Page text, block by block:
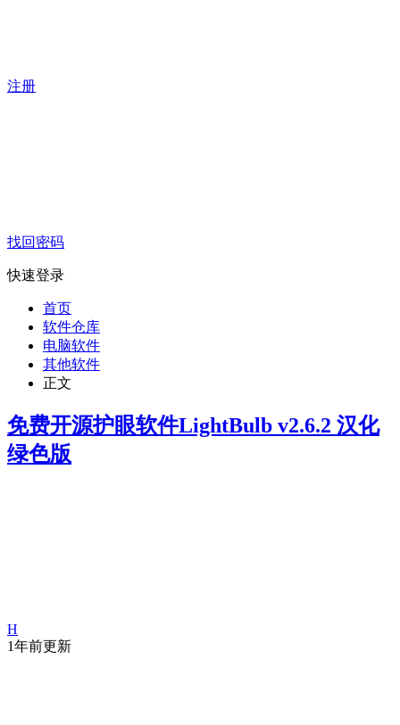
注册
找回密码
快速登录
首页
软件仓库
电脑软件
其他软件
正文
免费开源护眼软件LightBulb v2.6.2 汉化
绿色版
H
1年前更新